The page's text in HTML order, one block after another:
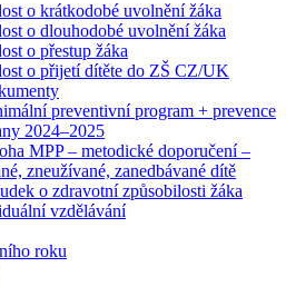
o krátkodobé uvolnění žáka
o dlouhodobé uvolnění žáka
o přestup žáka
o přijetí dítěte do ZŠ CZ/UK
preventivní program + prevence
2024–2025
MPP – metodické doporučení –
zneužívané, zanedbávané dítě
o zdravotní způsobilosti žáka
vzdělávání
roku